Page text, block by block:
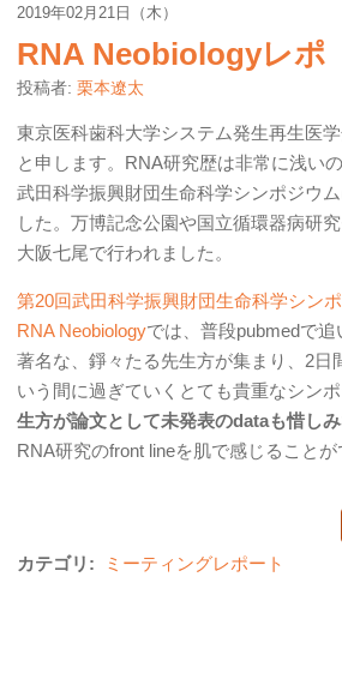
2019年02月21日（木）
RNA Neobiologyレポ
投稿者: 栗本遼太
東京医科歯科大学システム発生再生医
と申します。RNA研究歴は非常に浅い
武田科学振興財団生命科学シンポジウ
した。万博記念公園や国立循環器病研
大阪七尾で行われました。
第20回武田科学振興財団生命科学シンポ
RNA Neobiologyでは、普段pubmedで
著名な、錚々たる先生方が集まり、2日
いう間に過ぎていくとても貴重なシンポ
生方が論文として未発表のdataも惜し
RNA研究のfront lineを肌で感じることが
カテゴリ: ミーティングレポート